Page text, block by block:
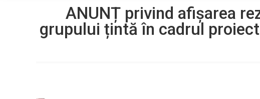
ANUNȚ privind afișarea
grupului țintă în cadrul